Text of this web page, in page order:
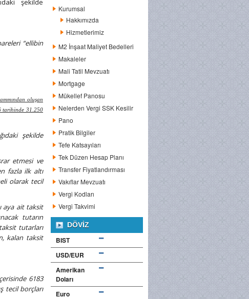
şekilde
“ellibin
oluşan
tarihinde 31.250
şekilde
etmesi ve
fazla ilk altı
olarak tecil
aya ait taksit
tutarın
tutarları
kalan taksit
6183
tecil borçları
Kurumsal
Hakkımızda
Hizmetlerimiz
M2 İnşaat Maliyet Bedelleri
Makaleler
Mali Tatil Mevzuatı
Mortgage
Mükellef Panosu
Nelerden Vergi SSK Kesilir
Pano
Pratik Bilgiler
Tefe Katsayıları
Tek Düzen Hesap Planı
Transfer Fiyatlandırması
Vakıflar Mevzuatı
Vergi Kodları
Vergi Takvimi
DÖVIZ
BIST
USD/EUR
Amerikan
Doları
Euro